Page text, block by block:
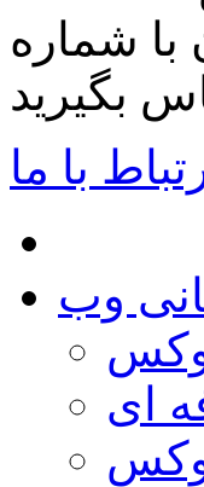
شماره
با ما
وب
ای